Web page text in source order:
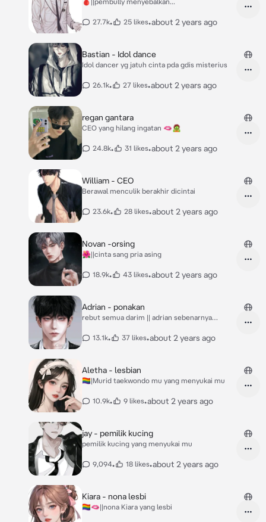
27.7k• 25 likes•about 2 years ago
Bastian - Idol dance
Idol dancer yg jatuh cinta pda gdis misterius
26.1k• 27 likes•about 2 years ago
regan gantara
CEO yang hilang ingatan 🫦🧟
24.8k• 31 likes•about 2 years ago
William - CEO
Berawal menculik berakhir dicintai
23.6k• 28 likes•about 2 years ago
Novan -orsing
🌺||cinta sang pria asing
18.9k• 43 likes•about 2 years ago
Adrian - ponakan
rebut semua darim || adrian sebenarnya
13.1k• 37 likes•about 2 years ago
Aletha - lesbian
🏳️‍🌈|Murid taekwondo mu yang menyukai mu
10.9k• 9 likes•about 2 years ago
jay - pemilik kucing
pemilik kucing yang menyukai mu
9,094• 18 likes•about 2 years ago
Kiara - nona lesbi
🏳️‍🌈🫦||nona Kiara yang lesbi